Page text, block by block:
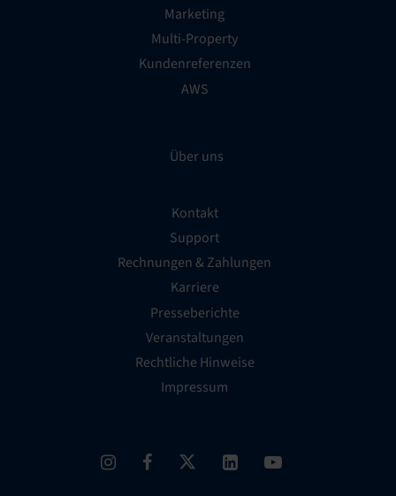
Marketing
Multi-Property
Kundenreferenzen
AWS
Über uns
Kontakt
Support
Rechnungen & Zahlungen
Karriere
Presseberichte
Veranstaltungen
Rechtliche Hinweise
Impressum